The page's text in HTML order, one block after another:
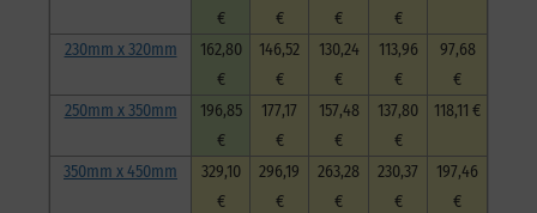
€
€
€
€
230mm x 320mm
162,80
€
146,52
€
130,24
€
113,96
€
97,68
€
250mm x 350mm
196,85
€
177,17
€
157,48
€
137,80
€
118,11 €
350mm x 450mm
329,10
€
296,19
€
263,28
€
230,37
€
197,46
€